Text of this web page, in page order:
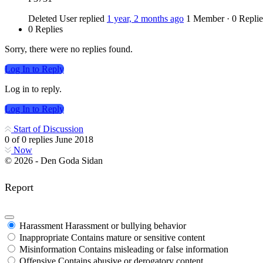
Deleted User replied 1 year, 2 months ago 1 Member · 0
0 Replies
Sorry, there were no replies found.
Log In to Reply
Log in to reply.
Log In to Reply
Start of Discussion
0 of0 replies June 2018
Now
© 2026 - Den Goda Sidan
Report
Harassment Harassment or bullying behavior
Inappropriate Contains mature or sensitive content
Misinformation Contains misleading or false information